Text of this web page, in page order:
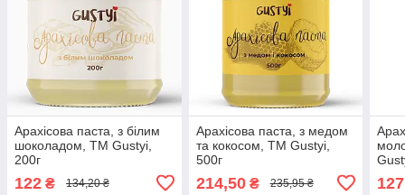
Арахісова паста, з білим
шоколадом, ТМ Gustyi,
200г
122 ₴ 134,20 ₴
Арахісова паста, з медом
та кокосом, ТМ Gustyi,
500г
214,50₴ 235,95 ₴ 127